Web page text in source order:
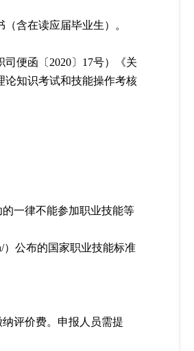
含在读应届毕业生）。
司便函〔 2020〕17号）《关
论知识考试和技能操作考核
一律不能参加职业技能等
）公布的国家职业技能标准
评价费。申报人员需提